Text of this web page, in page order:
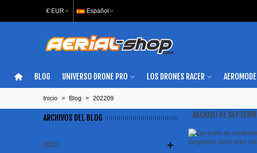
€ EUR Español
BLOG UNIVERSO DRONE PRO LOS DRONES RACER
Inicio > Blog > 202209
ARCHIVOS DEL BLOG
2023
ARCHIVO DE